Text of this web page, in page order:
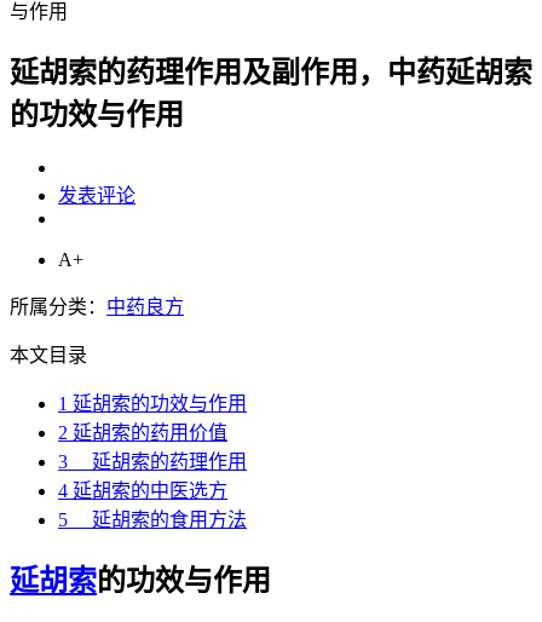
与作用
延胡索的药理作用及副作用，中药延胡索
的功效与作用
发表评论
A+
所属分类： 中药良方
本文目录
1 延胡索的功效与作用
2 延胡索的药用价值
3 延胡索的药理作用
4 延胡索的中医选方
5 延胡索的食用方法
延胡索的功效与作用